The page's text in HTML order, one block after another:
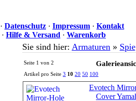
· Datenschutz · Impressum · Kontakt
· Hilfe & Versand · Warenkorb
Sie sind hier: Armaturen »
Seite 1 von 2
Artikel pro Seite 3 10 20 50 100
Evotech
Cover